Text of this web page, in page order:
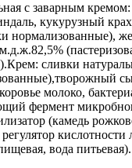
с заварным кремом:
кукурузный
нормализованные),
сливки
молоко,
фермент
(камедь
вода питьевая).